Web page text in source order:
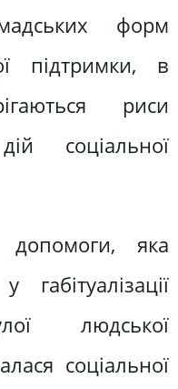
форм
підтримки, в
риси
соціальної
допомоги, яка
людської
соціальної